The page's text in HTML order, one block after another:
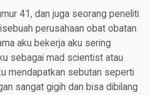
41, dan juga seorang peneliti
perusahaan obat obatan
aku bekerja aku sering
sebagai mad scientist atau
mendapatkan sebutan seperti
sangat gigih dan bisa dibilang